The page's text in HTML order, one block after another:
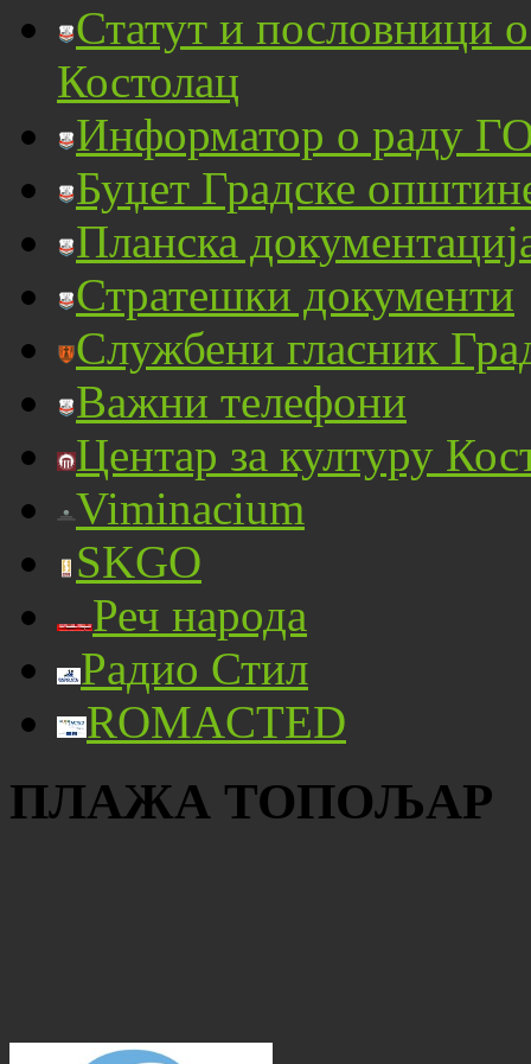
Статут и пословници
Костолац
Информатор о раду
Буџет Градске
Планска
Стратешки документи
Службени гласник
Важни телефони
Центар за културу
Viminacium
SKGO
Реч народа
Радио Стил
ROMACTED
ПЛАЖА ТОПОЉАР